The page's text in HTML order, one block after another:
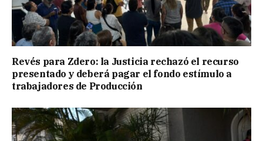
Revés para Zdero: la Justicia rechazó el recurso
presentado y deberá pagar el fondo estímulo a
trabajadores de Producción